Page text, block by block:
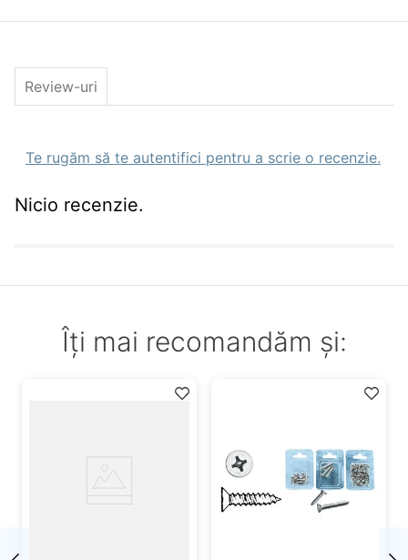
Review-uri
Te rugăm să te autentifici pentru a scrie o recenzie.
Nicio recenzie.
Îți mai recomandăm și: